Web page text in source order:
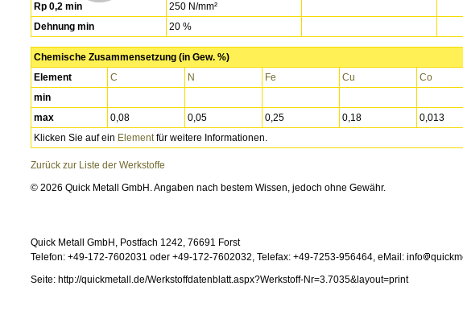
Rp 0,2 min
250 N/mm²
Dehnung min
20 %
Chemische Zusammensetzung (in Gew. %)
Element
C N Fe Cu Co
min
max
0,08 0,05 0,25 0,18
0,013
Klicken Sie auf ein Elementfür weitere Informationen.
Zurück zur Liste der Werkstoffe
© 2026 Quick Metall GmbH. Angaben nach bestem Wissen, jedoch ohne Gewähr.
Quick Metall GmbH, Postfach 1242, 76691 Forst
Telefon: +49-172-7602031 oder +49-172-7602032, Telefax: +49-7253-956464, eMail: info
Seite: http://quickmetall.de/Werkstoffdatenblatt.aspx?Werkstoff-Nr=3.7035&layout=print